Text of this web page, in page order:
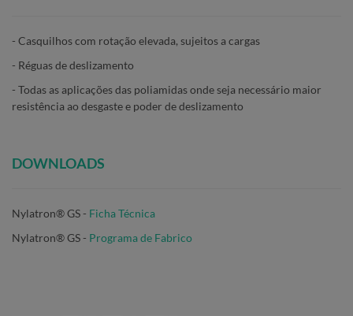
- Casquilhos com rotação elevada, sujeitos a cargas
- Réguas de deslizamento
- Todas as aplicações das poliamidas onde seja necessário maior
resistência ao desgaste e poder de deslizamento
DOWNLOADS
Nylatron® GS - Ficha Técnica
Nylatron® GS- Programa de Fabrico